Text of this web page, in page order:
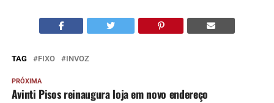
TAG FIXO INVOZ
PRÓXIMA
Avinti Pisos reinaugura loja em novo endereço